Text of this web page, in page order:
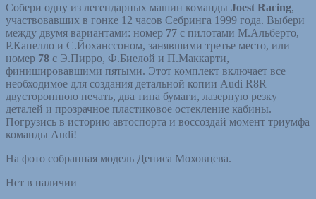
Собери одну из легендарных машин команды Joest Racing,
участвовавших в гонке 12 часов Себринга 1999 года. Выбери
между двумя вариантами: номер 77 с пилотами М.Альберто,
Р.Капелло и С.Йоханссоном, занявшими третье место, или
номер 78 с Э.Пирро, Ф.Биелой и П.Маккарти,
финишировавшими пятыми. Этот комплект включает все
необходимое для создания детальной копии Audi R8R –
двустороннюю печать, два типа бумаги, лазерную резку
деталей и прозрачное пластиковое остекление кабины.
Погрузись в историю автоспорта и воссоздай момент триумфа
команды Audi!
На фото собранная модель Дениса Моховцева.
Нет в наличии